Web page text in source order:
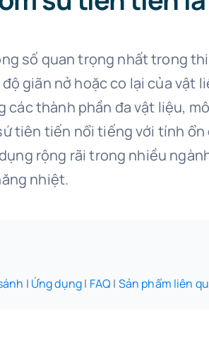
số quan trọng nhất trong
giãn nở hoặc co lại của vật
thành phần đa vật liệu,
tiên tiến nổi tiếng với tính ổn
rộng rãi trong nhiều
nhiệt.
| Ứng dụng| FAQ | Sản phẩm liên